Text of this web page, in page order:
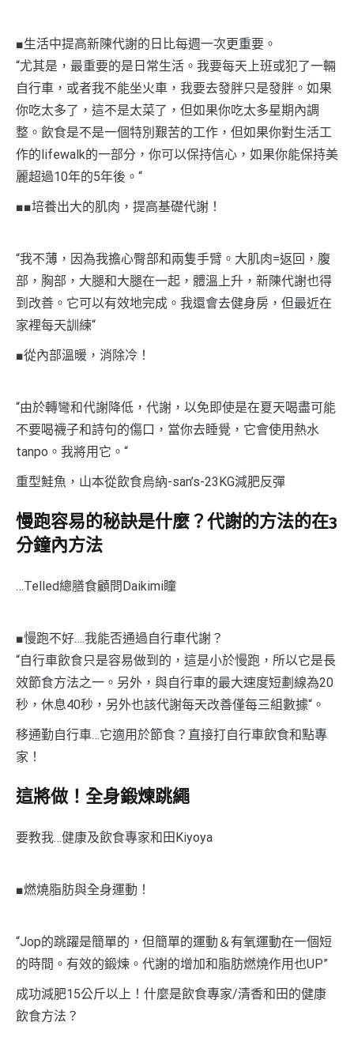
■生活中提高新陳代謝的日比每週一次更重要。
“尤其是，最重要的是日常生活。我要每天上班或犯了一輛
自行車，或者我不能坐火車，我要去發胖只是發胖。如果
你吃太多了，這不是太菜了，但如果你吃太多星期內調
整。飲食是不是一個特別艱苦的工作，但如果你對生活工
作的lifewalk的一部分，你可以保持信心，如果你能保持美
麗超過10年的5年後。“
■■培養出大的肌肉，提高基礎代謝！
“我不薄，因為我擔心臀部和兩隻手臂。大肌肉=返回，腹
部，胸部，大腿和大腿在一起，體溫上升，新陳代謝也得
到改善。它可以有效地完成。我還會去健身房，但最近在
家裡每天訓練“
■從內部溫暖，消除冷！
“由於轉彎和代謝降低，代謝，以免即使是在夏天喝盡可能
不要喝襪子和詩句的傷口，當你去睡覺，它會使用熱水
tanpo。我將用它。“
重型鮭魚，山本從飲食烏納-san’s-23KG減肥反彈
慢跑容易的秘訣是什麼？代謝的方法的在3
分鐘內方法
…Telled總膳食顧問Daikimi瞳
■慢跑不好….我能否通過自行車代謝？
“自行車飲食只是容易做到的，這是小於慢跑，所以它是長
效節食方法之一。另外，與自行車的最大速度短劃線為20
秒，休息40秒，另外也該代謝每天改善僅每三組數據“。
移通勤自行車…它適用於節食？直接打自行車飲食和點專
家！
這將做！全身鍛煉跳繩
要教我…健康及飲食專家和田Kiyoya
■燃燒脂肪與全身運動！
“Jop的跳躍是簡單的，但簡單的運動＆有氧運動在一個短
的時間。有效的鍛煉。代謝的增加和脂肪燃燒作用也UP”
成功減肥15公斤以上！什麼是飲食專家/清香和田的健康
飲食方法？